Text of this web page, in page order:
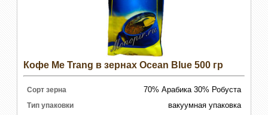
Кофе Me Trang в зернах Ocean Blue 500 гр
Сорт зерна 70% Арабика 30% Робуста
Тип упаковки вакуумная упаковка